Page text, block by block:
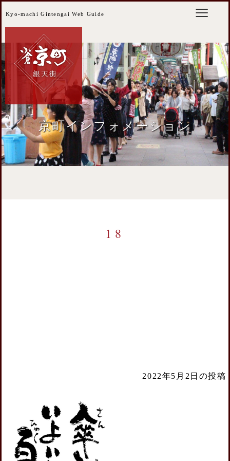
Kyo-machi Gintengai Web Guide
京町インフォメーション
18
2022年5月2日の投稿